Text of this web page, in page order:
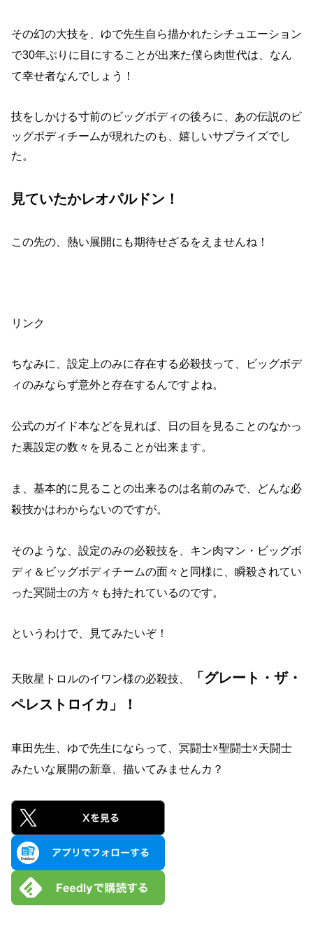
その幻の大技を、ゆで先生自ら描かれたシチュエーション
で30年ぶりに目にすることが出来た僕ら肉世代は、なん
て幸せ者なんでしょう！
技をしかける寸前のビッグボディの後ろに、あの伝説のビ
ッグボディチームが現れたのも、嬉しいサプライズでし
た。
見ていたかレオパルドン！
この先の、熱い展開にも期待せざるをえませんね！
リンク
ちなみに、設定上のみに存在する必殺技って、ビッグボデ
ィのみならず意外と存在するんですよね。
公式のガイド本などを見れば、日の目を見ることのなかっ
た裏設定の数々を見ることが出来ます。
ま、基本的に見ることの出来るのは名前のみで、どんな必
殺技かはわからないのですが。
そのような、設定のみの必殺技を、キン肉マン・ビッグボ
ディ＆ビッグボディチームの面々と同様に、瞬殺されてい
った冥闘士の方々も持たれているのです。
というわけで、見てみたいぞ！
天敗星トロルのイワン様の必殺技、
「グレート・ザ・
ペレストロイカ」！
車田先生、ゆで先生にならって、冥闘士☓聖闘士☓天闘士
みたいな展開の新章、描いてみませんカ？